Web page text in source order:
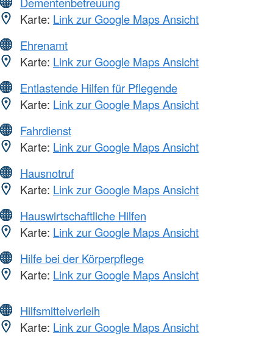
Karte: Link zur Google Maps Ansicht
Ehrenamt
Karte: Link zur Google Maps Ansicht
Entlastende Hilfen für Pflegende
Karte: Link zur Google Maps Ansicht
Fahrdienst
Karte: Link zur Google Maps Ansicht
Hausnotruf
Karte: Link zur Google Maps Ansicht
Hauswirtschaftliche Hilfen
Karte: Link zur Google Maps Ansicht
Hilfe bei der Körperpflege
Karte: Link zur Google Maps Ansicht
Hilfsmittelverleih
Karte: Link zur Google Maps Ansicht